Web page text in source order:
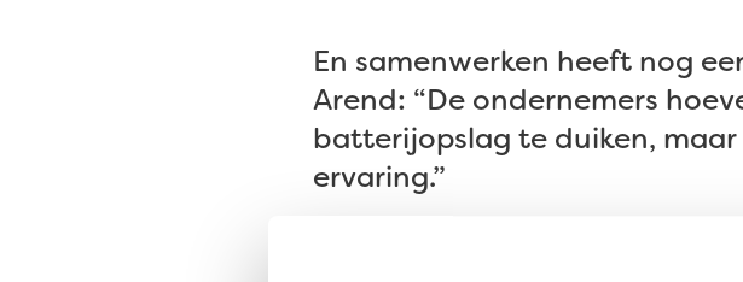
En samenwerken heeft nog
Arend: “De ondernemers
batterijopslag te duiken,
ervaring.”